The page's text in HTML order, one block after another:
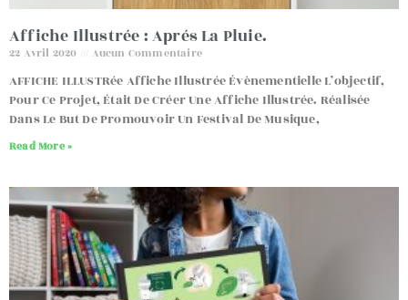
Affiche Illustrée : Aprés La Pluie.
22 Avril 2020 Aucun Commentaire
AFFICHE ILLUSTRée Affiche Illustrée Évènementielle L’objectif,
Pour Ce Projet, Était De Créer Une Affiche Illustrée. Réalisée
Dans Le But De Promouvoir Un Festival De Musique,
Read More »